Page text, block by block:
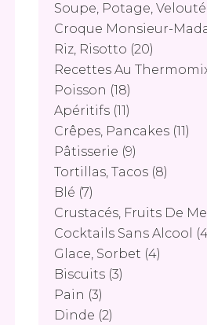
Soupe, Potage, Velouté
Croque Monsieur-
Riz, Risotto (20)
Recettes Au
Poisson (18)
Apéritifs (11)
Crêpes, Pancakes (11)
Pâtisserie (9)
Tortillas, Tacos (8)
Blé (7)
Crustacés, Fruits De
Cocktails Sans Alcool
Glace, Sorbet (4)
Biscuits (3)
Pain (3)
Dinde (2)